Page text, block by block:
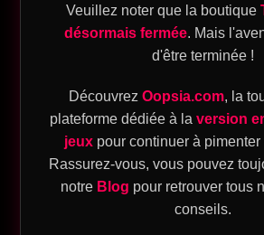
5) Il cherche le
s’en émeut
Prétextes pour effleurer votre
accolade qui dure une
épaule tendue pendant le film…
Veuillez noter que la boutique
désormais fermée. Mais
d'être terminée !
Découvrez Oopsia.com, la
plateforme dédiée à la version
jeux pour continuer à
Rassurez-vous, vous pouvez
notre Blog pour retrouver tous
conseils.